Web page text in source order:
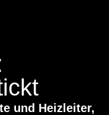
und Heizleiter,